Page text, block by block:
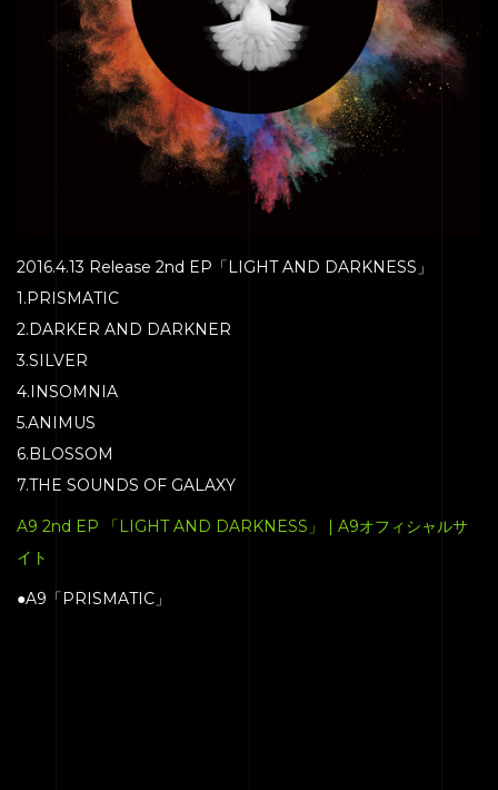
2016.4.13 Release 2nd EP「LIGHT AND DARKNESS」
1.PRISMATIC
2.DARKER AND DARKNER
3.SILVER
4.INSOMNIA
5.ANIMUS
6.BLOSSOM
7.THE SOUNDS OF GALAXY
A9 2nd EP 「LIGHT AND DARKNESS」 | A9オフィシャルサ
イト
●A9「PRISMATIC」